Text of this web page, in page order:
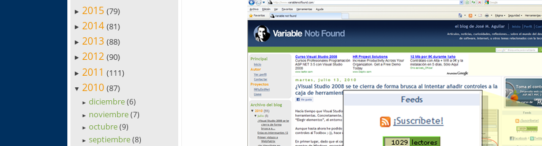
► 2015 (79)
► 2014 (81)
► 2013 (88)
► 2012 (90)
► 2011 (111)
▼ 2010 (87)
► diciembre(6)
► noviembre(7)
► octubre(9)
► septiembre(8)